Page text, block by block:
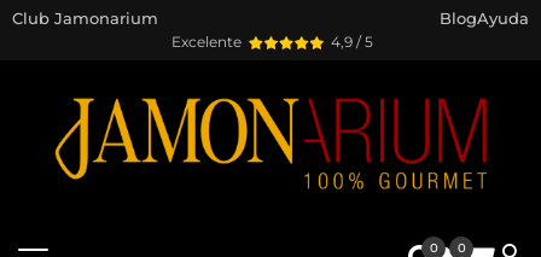
Excelente 4,9 / 5
Club Jamonarium BlogAyuda
0 0